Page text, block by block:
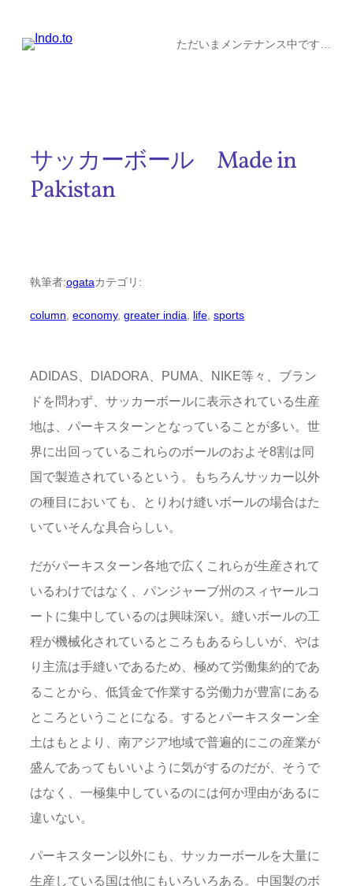
ただいまメンテナンス中です…
サッカーボール Made in
Pakistan
執筆者:ogataカテゴリ:
column economy, greater india life sports
ADIDAS、DIADORA、PUMA、NIKE等々、ブラン
ドを問わず、サッカーボールに表示されている生産
地は、パーキスターンとなっていることが多い。世
界に出回っているこれらのボールのおよそ8割は同
国で製造されているという。もちろんサッカー以外
の種目においても、とりわけ縫いボールの場合はた
いていそんな具合らしい。
だがパーキスターン各地で広くこれらが生産されて
いるわけではなく、パンジャーブ州のスィヤールコ
ートに集中しているのは興味深い。縫いボールの工
程が機械化されているところもあるらしいが、やは
り主流は手縫いであるため、極めて労働集約的であ
ることから、低賃金で作業する労働力が豊富にある
ところということになる。するとパーキスターン全
土はもとより、南アジア地域で普遍的にこの産業が
盛んであってもいいように気がするのだが、そうで
はなく、一極集中しているのには何か理由があるに
違いない。
パーキスターン以外にも、サッカーボールを大量に
生産している国は他にもいろいろある。中国製のボ